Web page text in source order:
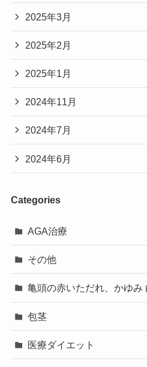
2025年3月
2025年2月
2025年1月
2024年11月
2024年7月
2024年6月
Categories
AGA治療
その他
亀頭の赤いただれ、かゆみ
包茎
医療ダイエット